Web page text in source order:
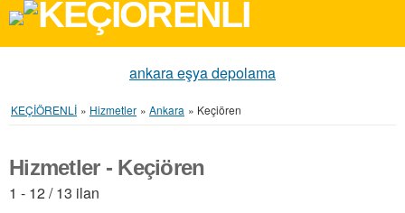
ankara eşya depolama
KEÇİÖRENLİ » Hizmetler » Ankara » Keçiören
Hizmetler - Keçiören
1 - 12 / 13 ilan